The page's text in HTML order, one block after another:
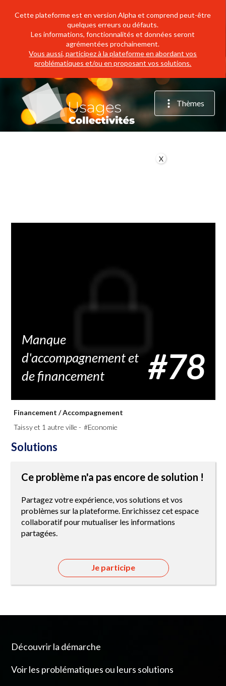
Cette plateforme est en version Alpha et comprend peut-être
quelques erreurs ou défauts.
Les informations, fonctionnalités et données seront
agrémentées prochainement.
Vous aussi, participez à la plateforme en abordant vos
problématiques et/ou en proposant vos solutions.
Thèmes
Services publics
Transports
X
Manque
d'accompagnement et
de financement
#78
Financement/Accompagnement
Taissy et 1 autre ville - #Economie
Solutions
Ce problème n'a pas encore de solution !
Partagez votre expérience, vos solutions et vos
problèmes sur la plateforme. Enrichissez cet espace
collaboratif pour mutualiser les informations
partagées.
Je participe
Découvrir la démarche
Voir les problématiques ou leurs solutions